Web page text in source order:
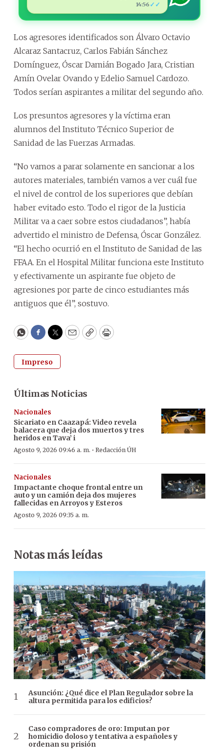
14:56 ✓✓
Los agresores identificados son Álvaro Octavio
Alcaraz Santacruz, Carlos Fabián Sánchez
Domínguez, Óscar Damián Bogado Jara, Cristian
Amín Ovelar Ovando y Edelio Samuel Cardozo.
Todos serían aspirantes a militar del segundo año.
Los presuntos agresores y la víctima eran
alumnos del Instituto Técnico Superior de
Sanidad de las Fuerzas Armadas.
“No vamos a parar solamente en sancionar a los
autores materiales, también vamos a ver cuál fue
el nivel de control de los superiores que debían
haber evitado esto. Todo el rigor de la Justicia
Militar va a caer sobre estos ciudadanos”, había
advertido el ministro de Defensa, Óscar González.
“El hecho ocurrió en el Instituto de Sanidad de las
FFAA. En el Hospital Militar funciona este Instituto
y efectivamente un aspirante fue objeto de
agresiones por parte de cinco estudiantes más
antiguos que él”, sostuvo.
WhatsApp
Facebook
Twitter
EmailCopyPrint
Impreso
Últimas Noticias
Nacionales
Sicariato en Caazapá: Video revela
balacera que deja dos muertos y tres
heridos en Tava’ i
Agosto 9, 2026 09:46 a. m. · Redacción ÚH
Nacionales
Impactante choque frontal entre un
auto y un camión deja dos mujeres
fallecidas en Arroyos y Esteros
Agosto 9, 2026 09:35 a. m.
Notas más leídas
Asunción: ¿Qué dice el Plan Regulador sobre la
altura permitida para los edificios?
Caso compradores de oro: Imputan por
homicidio doloso y tentativa a españoles y
ordenan su prisión